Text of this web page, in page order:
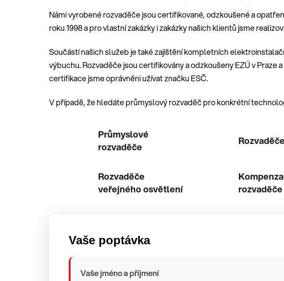
Námi vyrobené rozvaděče jsou certifikované, odzkoušené a
roku 1998 a pro vlastní zakázky i zakázky našich klientů jsme
Součástí našich služeb je také zajištění kompletních
výbuchu. Rozvaděče jsou certifikovány a odzkoušeny EZÚ v
certifikace jsme oprávněni užívat značku ESČ.
V případě, že hledáte průmyslový rozvaděč pro konkrétní
Průmyslové
rozvaděče
Rozvaděče
veřejného osvětlení
rozvaděče
Vaše poptávka
Vaše jméno a příjmení